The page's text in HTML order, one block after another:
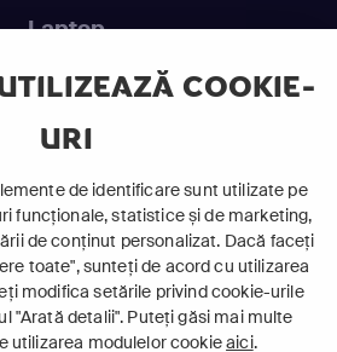
COOKIE-
URI
de identificare sunt utilizate pe
funcționale, statistice și de marketing,
de conținut personalizat. Dacă faceți
toate", sunteți de acord cu utilizarea
modifica setările privind cookie-urile
"Arată detalii". Puteți găsi mai multe
utilizarea modulelor cookieaici.
Laptop
TE ACUM
de sistem